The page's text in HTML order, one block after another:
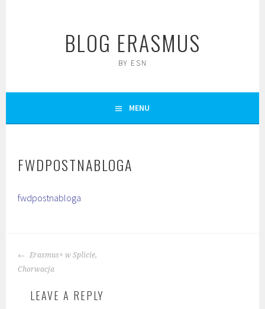
BLOG ERASMUS
BY ESN
MENU
FWDPOSTNABLOGA
fwdpostnabloga
POST
NAVIGATION
Erasmus+ w Splicie,
Chorwacja
LEAVE A REPLY